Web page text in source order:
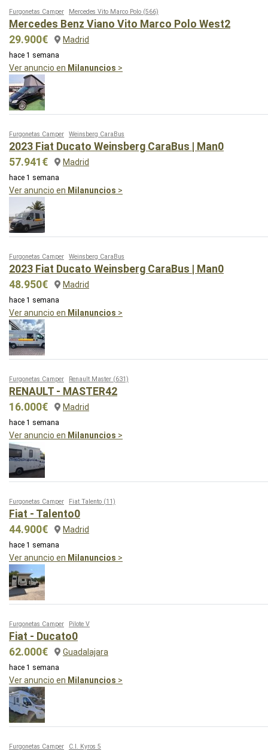
Furgonetas Camper Mercedes Vito Marco Polo (566)
Mercedes Benz Viano Vito Marco Polo West2
29.900€
Madrid
hace 1 semana
Ver anuncio en Milanuncios >
Furgonetas Camper Weinsberg CaraBus
2023 Fiat Ducato Weinsberg CaraBus | Man0
57.941€
Madrid
hace 1 semana
Ver anuncio en Milanuncios >
Furgonetas Camper Weinsberg CaraBus
2023 Fiat Ducato Weinsberg CaraBus | Man0
48.950€
Madrid
hace 1 semana
Ver anuncio en Milanuncios >
Furgonetas Camper Renault Master (631)
RENAULT - MASTER42
16.000€
Madrid
hace 1 semana
Ver anuncio en Milanuncios >
Furgonetas Camper Fiat Talento (11)
Fiat - Talento0
44.900€
Madrid
hace 1 semana
Ver anuncio en Milanuncios >
Furgonetas Camper Pilote V
Fiat - Ducato0
62.000€
Guadalajara
hace 1 semana
Ver anuncio en Milanuncios >
Furgonetas Camper C.I. Kyros 5